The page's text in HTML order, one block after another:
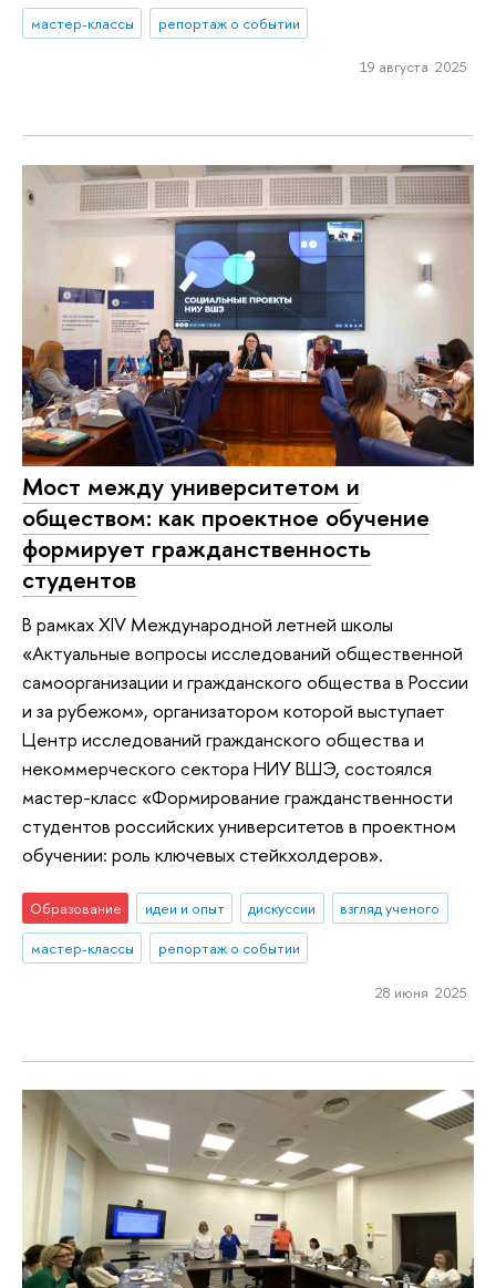
мастер-классы репортаж о событии
19 августа 2025
Мост между университетом и
обществом: как проектное обучение
формирует гражданственность
студентов
В рамках XIV Международной летней школы
«Актуальные вопросы исследований общественной
самоорганизации и гражданского общества в России
и за рубежом», организатором которой выступает
Центр исследований гражданского общества и
некоммерческого сектора НИУ ВШЭ, состоялся
мастер-класс «Формирование гражданственности
студентов российских университетов в проектном
обучении: роль ключевых стейкхолдеров».
Образование идеи и опыт дискуссии
взгляд ученого
мастер-классы
репортаж о событии
28 июня 2025